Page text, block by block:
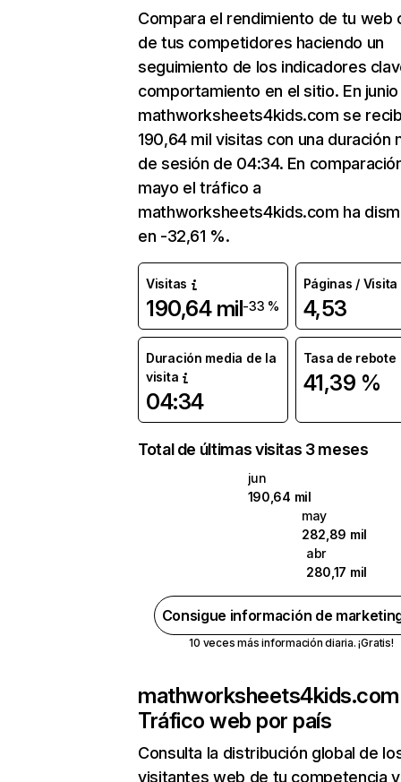
Compara el rendimiento de tu web
de tus competidores haciendo un
seguimiento de los indicadores
comportamiento en el sitio. En junio
mathworksheets4kids.com se
190,64 mil visitas con una duración
de sesión de 04:34. En
mayo el tráfico a
mathworksheets4kids.com ha
en -32,61 %.
Visitas
190,64 mil-33 %
Páginas / Visita
4,53
Duración media de la
visita
04:34
Tasa de rebote
41,39 %
Total de últimas visitas 3 meses
jun
190,64 mil
may
282,89 mil
abr
280,17 mil
Consigue información de
10 veces más información diaria. ¡Gratis!
mathworksheets4kids.com
Tráfico web por país
Consulta la distribución global de
visitantes web de tu competencia y